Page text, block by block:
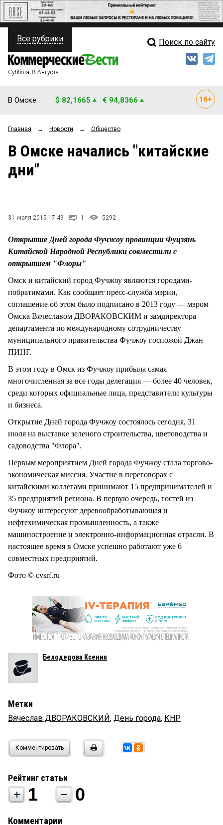
ПОЛИТИКА
ФИНАНСЫ
ОБЩЕСТВО
ЗАКОН
Свежий выпуск
Рейтинги
Все рубрики Поиск по сайту
Суббота, 8 Августа
В Омске: $ 82,1665 € 94,8366
Главная → Новости → Общество
В Омске начались "китайские
дни"
31 июля 2015 17:49 1 5292
Открытие Дней города Фучжоу провинции Фуцзянь
Китайской Народной Республики совместили с
открытием "Флоры"
Омск и китайский город Фучжоу являются городами-
побратимами. Как сообщает пресс-служба мэрии,
соглашение об этом было подписано в 2013 году — мэром
Омска Вячеславом ДВОРАКОВСКИМ и замдиректора
департамента по международному сотрудничеству
муниципального правительства Фучжоу госпожой Джан
ПИНГ.
В этом году в Омск из Фучжоу прибыла самая
многочисленная за все годы делегация — более 40 человек,
среди которых официальные лица, представители культуры
и бизнеса.
Открытие Дней города Фучжоу состоялось сегодня, 31
июля на выставке зеленого строительства, цветоводства и
садоводства "Флора".
Первым мероприятием Дней города Фучжоу стала торгово-
экономическая миссия. Участие в переговорах с
китайскими коллегами принимают 15 предпринимателей и
35 предприятий региона. В первую очередь, гостей из
Фучжоу интересуют деревообработывающая и
нефтехимическая промышленность, а также
машиностроение и электронно-информационная отрасли. В
настоящее время в Омске успешно работают уже 6
совместных предприятий.
Фото © cvsrf.ru
Белодедова Ксения
Метки
Вячеслав ДВОРАКОВСКИЙ, День города, КНР
Комментировать
Рейтинг статьи
1 0
Комментарии